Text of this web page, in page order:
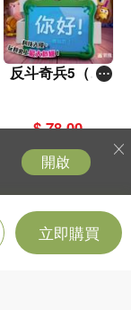
立即購買
反斗奇兵5（圖
$ 78.00
開啟